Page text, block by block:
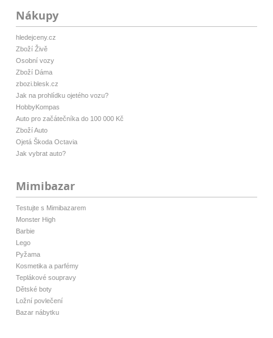
Nákupy
hledejceny.cz
Zboží Živě
Osobní vozy
Zboží Dáma
zbozi.blesk.cz
Jak na prohlídku ojetého vozu?
HobbyKompas
Auto pro začátečníka do 100 000 Kč
Zboží Auto
Ojetá Škoda Octavia
Jak vybrat auto?
Mimibazar
Testujte s Mimibazarem
Monster High
Barbie
Lego
Pyžama
Kosmetika a parfémy
Teplákové soupravy
Dětské boty
Ložní povlečení
Bazar nábytku